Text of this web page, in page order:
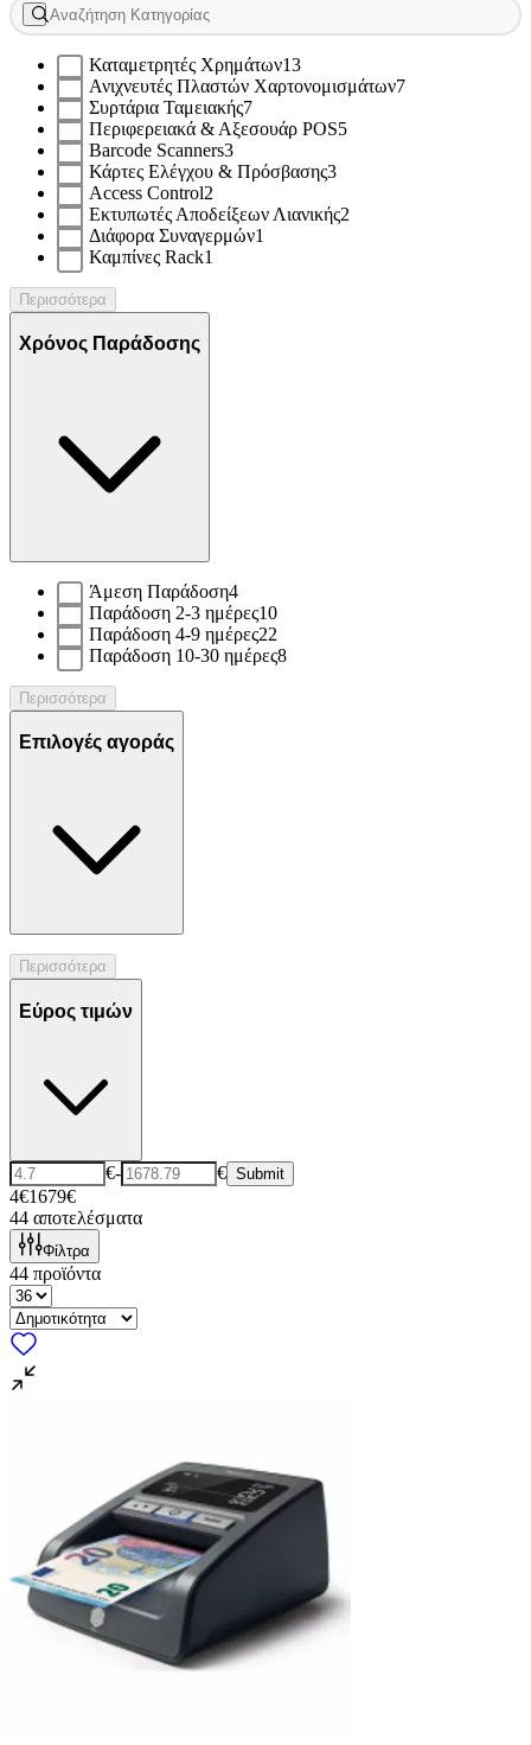
Καταμετρητές Χρημάτων13
Ανιχνευτές Πλαστών Χαρτονομισμάτων7
Συρτάρια Ταμειακής7
Περιφερειακά & Αξεσουάρ POS5
Barcode Scanners3
Κάρτες Ελέγχου & Πρόσβασης3
Access Control2
Εκτυπωτές Αποδείξεων Λιανικής2
Διάφορα Συναγερμών1
Καμπίνες Rack1
Περισσότερα
Χρόνος Παράδοσης
Άμεση Παράδοση4
Παράδοση 2-3 ημέρες10
Παράδοση 4-9 ημέρες22
Παράδοση 10-30 ημέρες8
Περισσότερα
Επιλογές αγοράς
Περισσότερα
Εύρος τιμών
€- € Submit
4€1679€
44 αποτελέσματα
Φίλτρα
44 προϊόντα